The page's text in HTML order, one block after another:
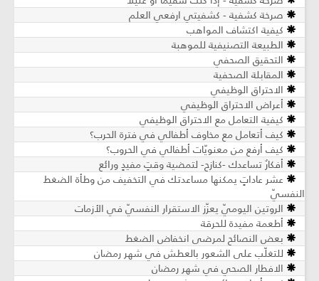
صرخة كشفية - كشفيتي ارفعي العلم
كيفية اكتشاف المواهب
الطبيعة التصنيفية للموهبة
التحقيق الصحفي
المقابلة الصحفية
الاحتراق الوظيفي
أعراض الاحتراق الوظيفي
كيفية التعامل مع الاحتراق الوظيفي
كيف أتعامل مع مخاوف أطفالي في فترة الحرب؟
كيف أرفع من معنويّات أطفالي في الحروب؟
أفكارٌ تساعدك -كنازحٍ- لتمضية وقتٍ مفيدٍ ورائع
عشر عاداتٍ يمكنها مساعدتك في التخفيف من وطأة الضغط
النفسيّ
الروتين اليوميّ يعزّز الاستقرار النفسيّ في الأزمات
أطعمة مفيدة للحرقة
بعض النصائح لمرضى انخفاض الضغط
للتغلّب على الشعور بالعطش في شهر رمضان
الافطار الصحي في شهر رمضان